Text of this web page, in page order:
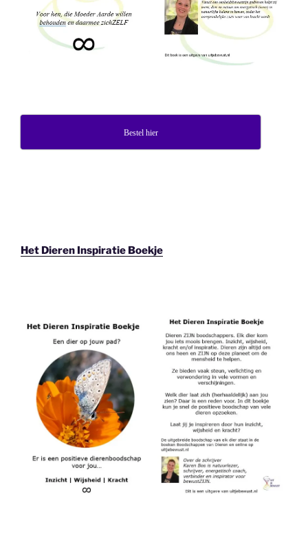
Bestel hier
Het Dieren Inspiratie Boekje